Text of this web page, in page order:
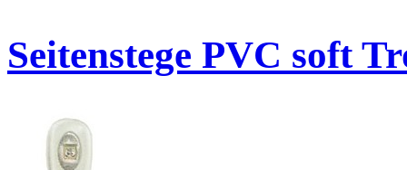
Seitenstege PVC soft